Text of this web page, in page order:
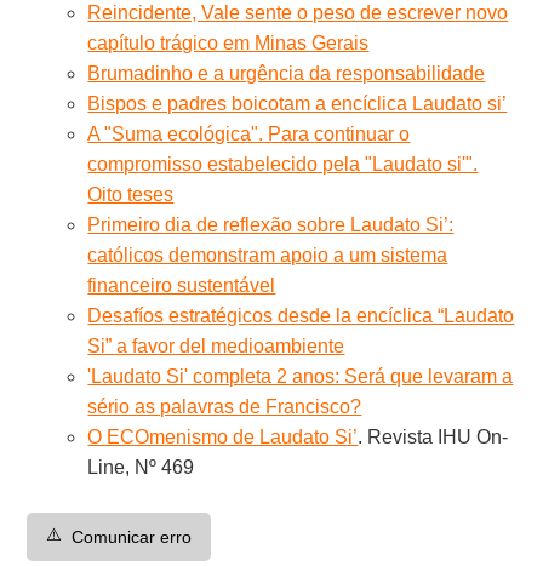
Reincidente, Vale sente o peso de escrever novo
capítulo trágico em Minas Gerais
Brumadinho e a urgência da responsabilidade
Bispos e padres boicotam a encíclica Laudato si’
A "Suma ecológica". Para continuar o
compromisso estabelecido pela "Laudato si'".
Oito teses
Primeiro dia de reflexão sobre Laudato Si’:
católicos demonstram apoio a um sistema
financeiro sustentável
Desafíos estratégicos desde la encíclica “Laudato
Si” a favor del medioambiente
'Laudato Si' completa 2 anos: Será que levaram a
sério as palavras de Francisco?
O ECOmenismo de Laudato Si’. Revista IHU On-
Line, Nº 469
⚠️ Comunicar erro